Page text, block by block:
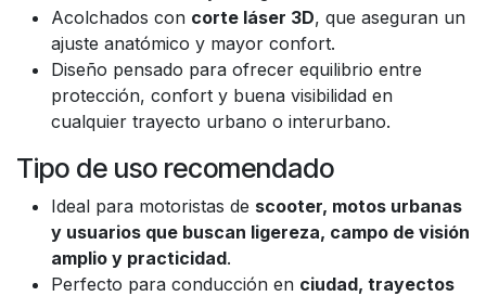
Acolchados con corte láser 3D, que aseguran un
ajuste anatómico y mayor confort.
Diseño pensado para ofrecer equilibrio entre
protección, confort y buena visibilidad en
cualquier trayecto urbano o interurbano.
Tipo de uso recomendado
Ideal para motoristas de scooter, motos urbanas
y usuarios que buscan ligereza, campo de visión
amplio y practicidad.
Perfecto para conducción en ciudad, trayectos